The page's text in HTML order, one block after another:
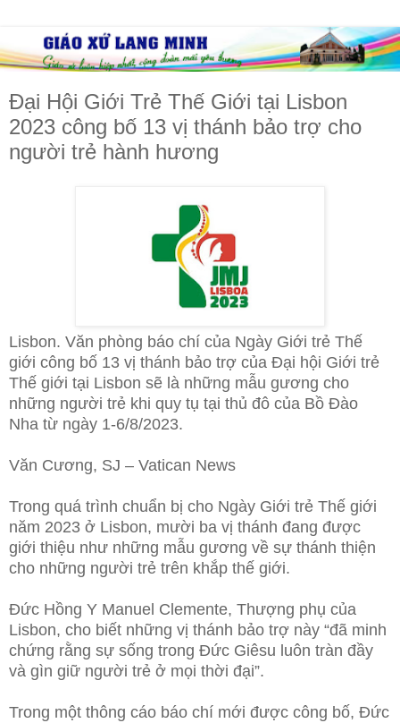
Đại Hội Giới Trẻ Thế Giới tại Lisbon
2023 công bố 13 vị thánh bảo trợ cho
người trẻ hành hương
Lisbon. Văn phòng báo chí của Ngày Giới trẻ Thế
giới công bố 13 vị thánh bảo trợ của Đại hội Giới trẻ
Thế giới tại Lisbon sẽ là những mẫu gương cho
những người trẻ khi quy tụ tại thủ đô của Bồ Đào
Nha từ ngày 1-6/8/2023.
Văn Cương, SJ – Vatican News
Trong quá trình chuẩn bị cho Ngày Giới trẻ Thế giới
năm 2023 ở Lisbon, mười ba vị thánh đang được
giới thiệu như những mẫu gương về sự thánh thiện
cho những người trẻ trên khắp thế giới.
Đức Hồng Y Manuel Clemente, Thượng phụ của
Lisbon, cho biết những vị thánh bảo trợ này “đã minh
chứng rằng sự sống trong Đức Giêsu luôn tràn đầy
và gìn giữ người trẻ ở mọi thời đại”.
Trong một thông cáo báo chí mới được công bố, Đức